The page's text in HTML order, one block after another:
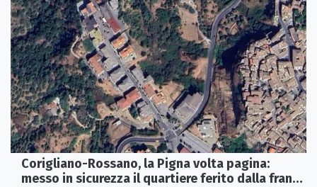
Corigliano-Rossano, la Pigna volta pagina:
messo in sicurezza il quartiere ferito dalla frana